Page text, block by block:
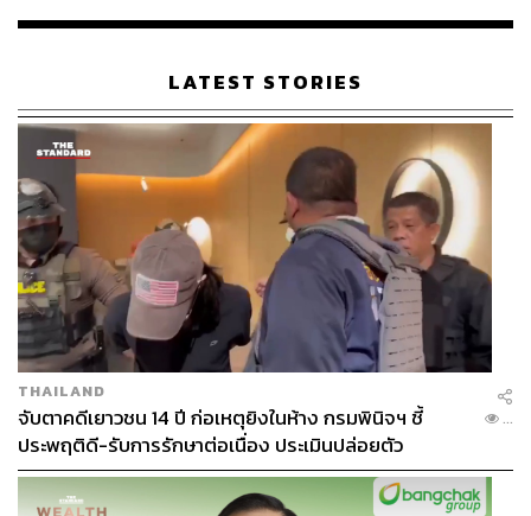
เรือนไทยที่ถูกซุกไว้
LATEST STORIES
THAILAND
จับตาคดีเยาวชน 14 ปี ก่อเหตุยิงในห้าง กรมพินิจฯ ชี้
ประพฤติดี-รับการรักษาต่อเนื่อง ประเมินปล่อยตัว
...